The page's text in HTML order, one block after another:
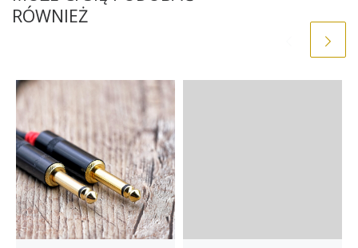
RÓWNIEŻ